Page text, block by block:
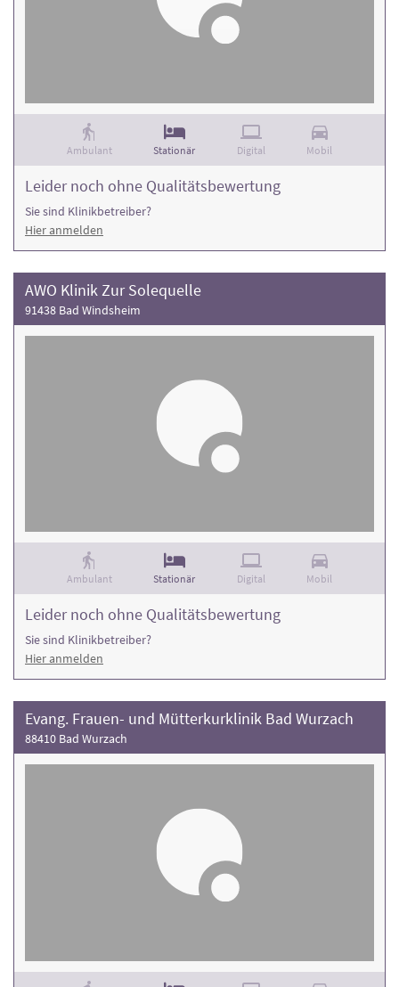
Ambulant Stationär Digital Mobil
Leider noch ohne Qualitätsbewertung
Sie sind Klinikbetreiber?
Hier anmelden
AWO Klinik Zur Solequelle
91438 Bad Windsheim
Ambulant Stationär Digital Mobil
Leider noch ohne Qualitätsbewertung
Sie sind Klinikbetreiber?
Hier anmelden
Evang. Frauen- und Mütterkurklinik Bad Wurzach
88410 Bad Wurzach